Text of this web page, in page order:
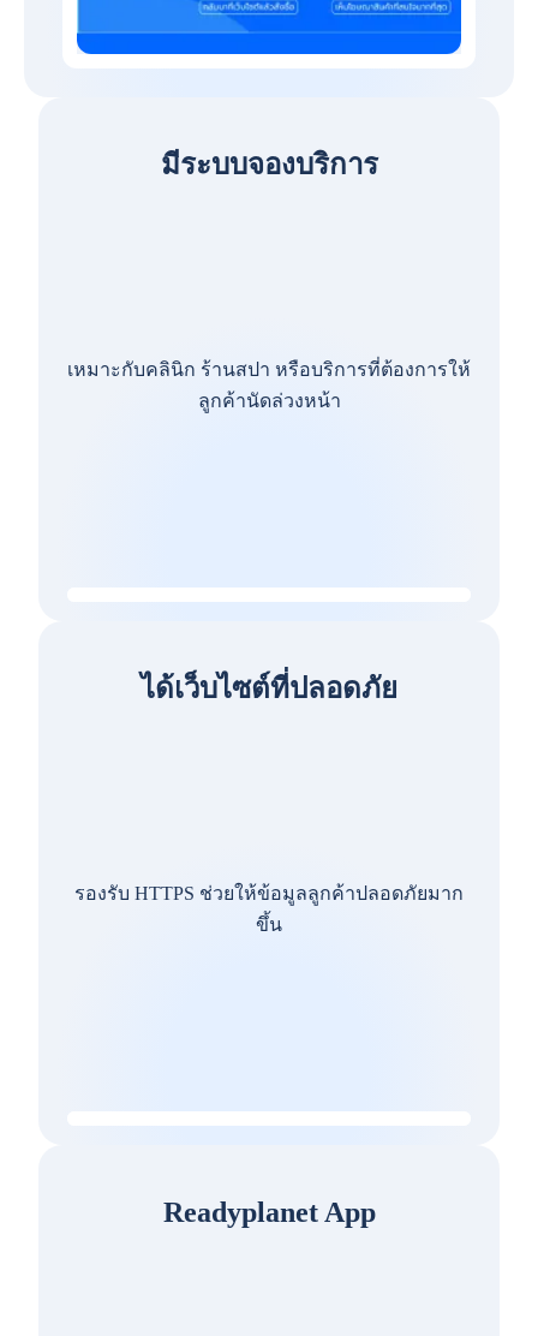
มีระบบจองบริการ
เหมาะกับคลินิก ร้านสปา หรือบริการที่ต้องการให้
ลูกค้านัดล่วงหน้า
ได้เว็บไซต์ที่ปลอดภัย
รองรับ HTTPS ช่วยให้ข้อมูลลูกค้าปลอดภัยมาก
ขึ้น
Readyplanet App